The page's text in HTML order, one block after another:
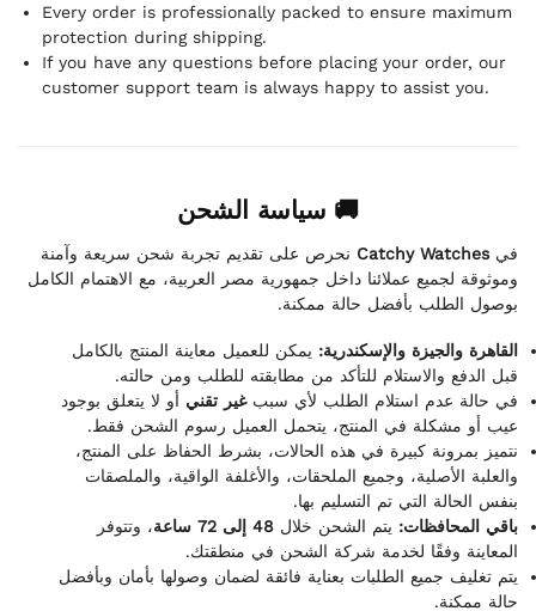
Every order is professionally packed to ensure maximum
protection during shipping.
If you have any questions before placing your order, our
customer support team is always happy to assist you.
🚚 سياسة الشحن
فيCatchy Watches نحرص على تقديم تجربة شحن سريعة وآمنة
وموثوقة لجميع عملائنا داخل جمهورية مصر العربية، مع الاهتمام الكامل
بوصول الطلب بأفضل حالة ممكنة.
القاهرة والجيزة والإسكندرية: يمكن للعميل معاينة المنتج بالكامل
قبل الدفع والاستلام للتأكد من مطابقته للطلب ومن حالته.
في حالة عدم استلام الطلب لأي سببغير تقني أو لا يتعلق بوجود
عيب أو مشكلة في المنتج، يتحمل العميل رسوم الشحن فقط.
نتميز بمرونة كبيرة في هذه الحالات، بشرط الحفاظ على المنتج،
والعلبة الأصلية، وجميع الملحقات، والأغلفة الواقية، والملصقات
بنفس الحالة التي تم التسليم بها.
باقي المحافظات: يتم الشحن خلال 48 إلى 72 ساعة
، وتتوفر
المعاينة وفقًا لخدمة شركة الشحن في منطقتك.
يتم تغليف جميع الطلبات بعناية فائقة لضمان وصولها بأمان وبأفضل
حالة ممكنة.